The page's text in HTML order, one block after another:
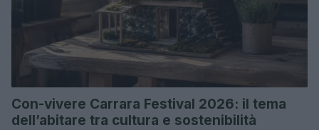
Con-vivere Carrara Festival 2026: il tema
dell’abitare tra cultura e sostenibilità